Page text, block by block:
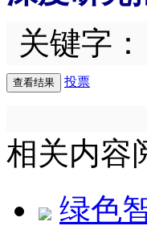
关键字：
投票
相关内容
绿色